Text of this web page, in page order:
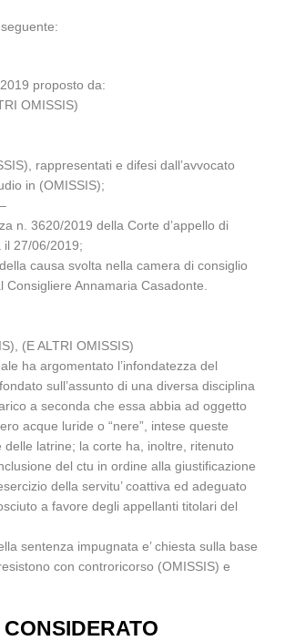
proposto da:
OMISSIS)
rappresentati e difesi dall’avvocato
in (OMISSIS);
n. 3620/2019 della Corte d’appello di
il 27/06/2019;
causa svolta nella camera di consiglio
Consigliere Annamaria Casadonte.
(E ALTRI OMISSIS)
ha argomentato l’infondatezza del
sull’assunto di una diversa disciplina
a seconda che essa abbia ad oggetto
acque luride o “nere”, intese queste
delle latrine; la corte ha, inoltre, ritenuto
del ctu in ordine alla giustificazione
della servitu’ coattiva ed adeguato
a favore degli appellanti titolari del
sentenza impugnata e’ chiesta sulla base
con controricorso (OMISSIS) e
CONSIDERATO